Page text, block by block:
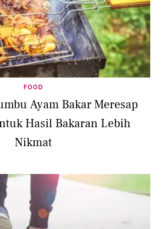
FOOD
Ayam Bakar Meresap
Hasil Bakaran Lebih
Nikmat